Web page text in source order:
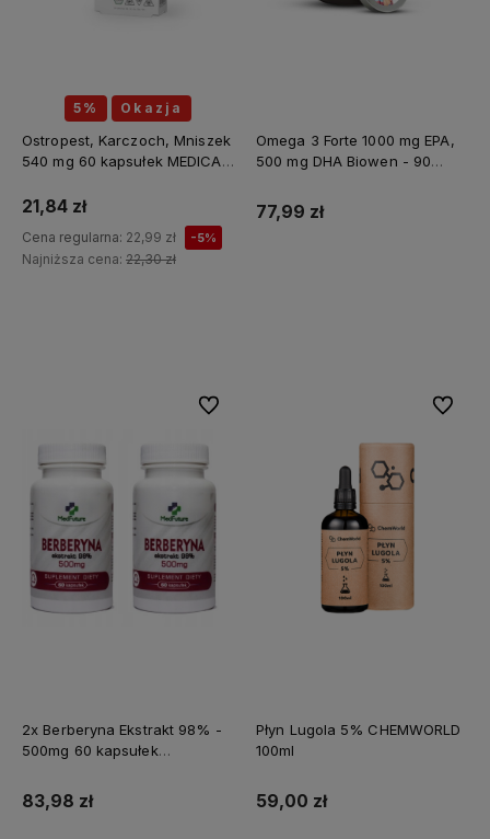
5% Okazja
Ostropest, Karczoch, Mniszek
540 mg 60 kapsułek MEDICA
21,84 zł
Cena regularna: 22,99 zł -5%
Najniższa cena: 22,30 zł
Omega 3 Forte 1000 mg EPA,
500 mg DHA Biowen - 90
77,99 zł
2x Berberyna Ekstrakt 98% -
500mg 60 kapsułek
83,98 zł
Do ulubionych
Płyn Lugola 5% CHEMWORLD
100ml
59,00 zł
Do